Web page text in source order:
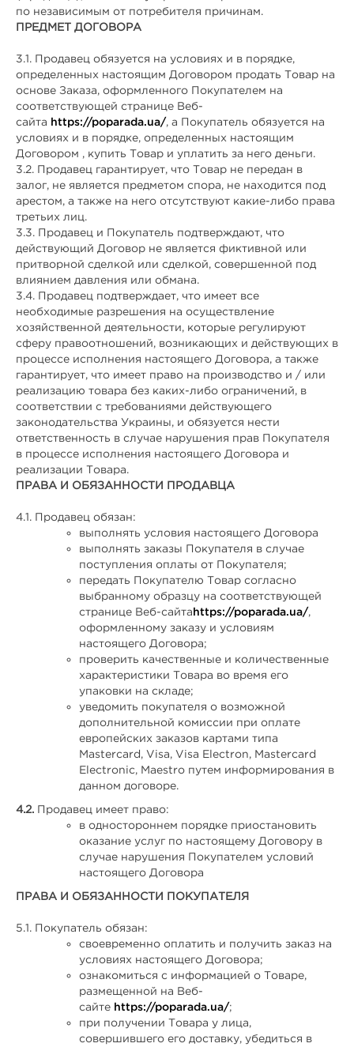
по независимым от потребителя причинам.
ПРЕДМЕТ ДОГОВОРА
3.1. Продавец обязуется на условиях и в порядке,
определенных настоящим Договором продать Товар на
основе Заказа, оформленного Покупателем на
соответствующей странице Веб-
сайта https://poparada.ua/, а Покупатель обязуется на
условиях и в порядке, определенных настоящим
Договором , купить Товар и уплатить за него деньги.
3.2. Продавец гарантирует, что Товар не передан в
залог, не является предметом спора, не находится под
арестом, а также на него отсутствуют какие-либо права
третьих лиц.
3.3. Продавец и Покупатель подтверждают, что
действующий Договор не является фиктивной или
притворной сделкой или сделкой, совершенной под
влиянием давления или обмана.
3.4. Продавец подтверждает, что имеет все
необходимые разрешения на осуществление
хозяйственной деятельности, которые регулируют
сферу правоотношений, возникающих и действующих в
процессе исполнения настоящего Договора, а также
гарантирует, что имеет право на производство и / или
реализацию товара без каких-либо ограничений, в
соответствии с требованиями действующего
законодательства Украины, и обязуется нести
ответственность в случае нарушения прав Покупателя
в процессе исполнения настоящего Договора и
реализации Товара.
ПРАВА И ОБЯЗАННОСТИ ПРОДАВЦА
4.1. Продавец обязан:
выполнять условия настоящего Договора
выполнять заказы Покупателя в случае
поступления оплаты от Покупателя;
передать Покупателю Товар согласно
выбранному образцу на соответствующей
странице Веб-сайтаhttps://poparada.ua/,
оформленному заказу и условиям
настоящего Договора;
проверить качественные и количественные
характеристики Товара во время его
упаковки на складе;
уведомить покупателя о возможной
дополнительной комиссии при оплате
европейских заказов картами типа
Mastercard, Visa, Visa Electron, Mastercard
Electronic, Maestro путем информирования в
данном договоре.
4.2. Продавец имеет право:
в одностороннем порядке приостановить
оказание услуг по настоящему Договору в
случае нарушения Покупателем условий
настоящего Договора
ПРАВА И ОБЯЗАННОСТИ ПОКУПАТЕЛЯ
5.1. Покупатель обязан:
своевременно оплатить и получить заказ на
условиях настоящего Договора;
ознакомиться с информацией о Товаре,
размещенной на Веб-
сайте https://poparada.ua/;
при получении Товара у лица,
совершившего его доставку, убедиться в